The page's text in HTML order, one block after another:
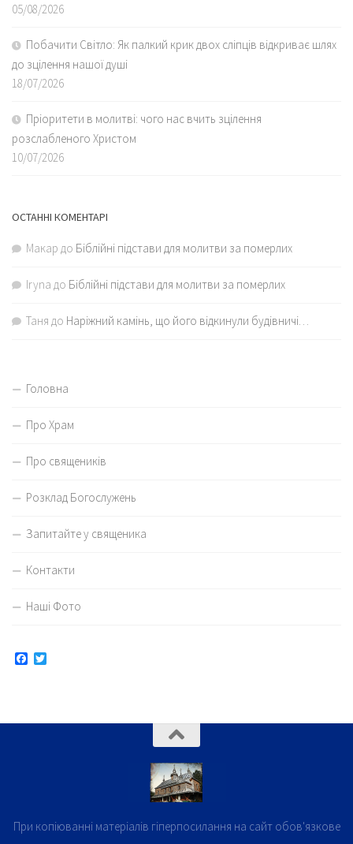
05/08/2026
Побачити Світло: Як палкий крик двох сліпців відкриває шлях
до зцілення нашої душі
18/07/2026
Пріоритети в молитві: чого нас вчить зцілення
розслабленого Христом
10/07/2026
ОСТАННІ КОМЕНТАРІ
Макар до Біблійні підстави для молитви за померлих
Iryna до Біблійні підстави для молитви за померлих
Таня до Наріжний камінь, що його відкинули будівничі…
Головна
Про Храм
Про священиків
Розклад Богослужень
Запитайте у священика
Контакти
Наші Фото
Facebook
При копіюванні матеріалів гіперпосилання на сайт обов'язкове